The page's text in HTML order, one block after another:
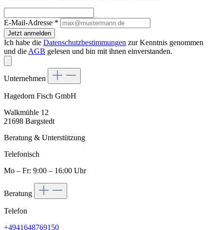
E-Mail-Adresse *
Jetzt anmelden
Ich habe die Datenschutzbestimmungen zur Kenntnis genommen
und die AGB gelesen und bin mit ihnen einverstanden.
Unternehmen
Hagedorn Fisch GmbH
Walkmühle 12
21698 Bargstedt
Beratung & Unterstützung
Telefonisch
Mo – Fr: 9:00 – 16:00 Uhr
Beratung
Telefon
+4941648769150